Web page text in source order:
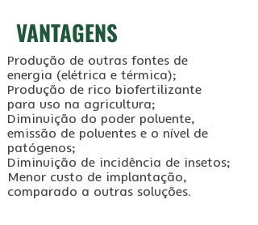
VANTAGENS
Produção de outras fontes de
energia (elétrica e térmica);
Produção de rico biofertilizante
para uso na agricultura;
Diminuição do poder poluente,
emissão de poluentes e o nível de
patógenos;
Diminuição de incidência de insetos;
Menor custo de implantação,
comparado a outras soluções.